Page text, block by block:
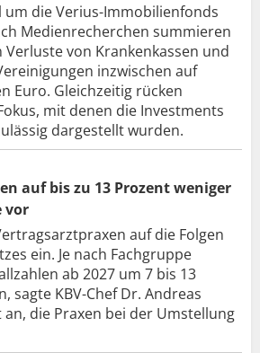
um die Verius-Immobilienfonds
Medienrecherchen summieren
von Krankenkassen und
inzwischen auf
Euro. Gleichzeitig rücken
mit denen die Investments
dargestellt wurden.
auf bis zu 13 Prozent weniger
vor
auf die Folgen
ein. Je nach Fachgruppe
ab 2027 um 7 bis 13
sagte KBV-Chef Dr. Andreas
an, die Praxen bei der Umstellung